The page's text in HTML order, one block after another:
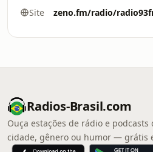
Site zeno.fm/radio/
Radios-Brasil.com
Ouça estações de rádio e
cidade, gênero ou humor — grátis